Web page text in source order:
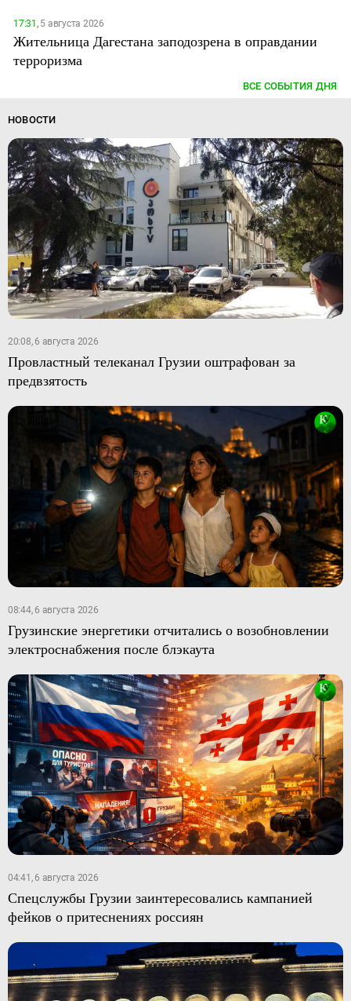
17:31,5 августа 2026
Жительница Дагестана заподозрена в оправдании
терроризма
ВСЕ СОБЫТИЯ ДНЯ
НОВОСТИ
20:08, 6 августа 2026
Провластный телеканал Грузии оштрафован за
предвзятость
08:44, 6 августа 2026
Грузинские энергетики отчитались о возобновлении
электроснабжения после блэкаута
04:41, 6 августа 2026
Спецслужбы Грузии заинтересовались кампанией
фейков о притеснениях россиян